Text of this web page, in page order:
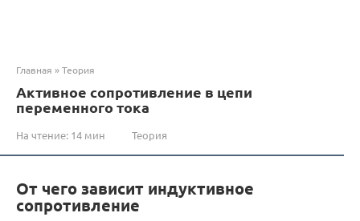
Главная »Теория
Активное сопротивление в цепи
переменного тока
На чтение: 14 мин Теория
От чего зависит индуктивное
сопротивление